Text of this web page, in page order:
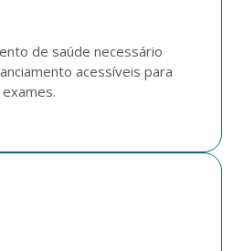
de saúde necessário
acessíveis para